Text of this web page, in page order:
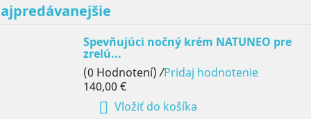
Spevňujúci nočný krém NATUNEO pre
zrelú...
(0 Hodnotení) /Pridaj hodnotenie
140,00 €
 Vložiť do košíka